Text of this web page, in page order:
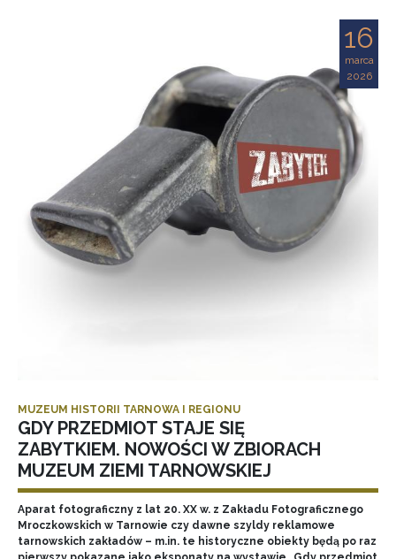
16
marca
2026
MUZEUM HISTORII TARNOWA I REGIONU
GDY PRZEDMIOT STAJE SIĘ
ZABYTKIEM. NOWOŚCI W ZBIORACH
MUZEUM ZIEMI TARNOWSKIEJ
Aparat fotograficzny z lat 20. XX w. z Zakładu Fotograficznego
Mroczkowskich w Tarnowie czy dawne szyldy reklamowe
tarnowskich zakładów – m.in. te historyczne obiekty będą po raz